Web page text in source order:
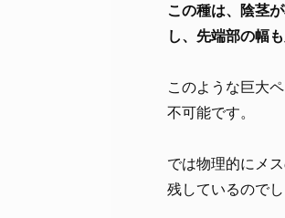
この種は、陰茎
し、先端部の幅
このような巨大
不可能です。
では物理的にメ
残しているので